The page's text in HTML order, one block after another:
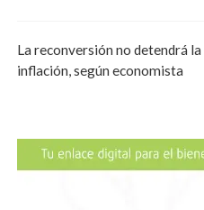
La reconversión no detendrá la
inflación, según economista